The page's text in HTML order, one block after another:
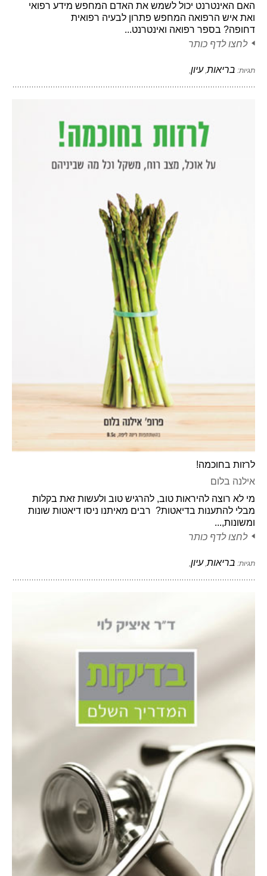
האם האינטרנט יכול לשמש את האדם המחפש מידע רפואי
ואת איש הרפואה המחפש פתרון לבעיה רפואית
דחופה? בספר רפואה ואינטרנט...
לחצו לדף כותר
תגיות: בריאות,עיון,
לרזות בחוכמה!
אילנה בלום
מי לא רוצה להיראות טוב, להרגיש טוב ולעשות זאת בקלות
מבלי להתענות בדיאטות? רבים מאיתנו ניסו דיאטות שונות
ומשונות,...
לחצו לדף כותר
תגיות: בריאות,עיון,